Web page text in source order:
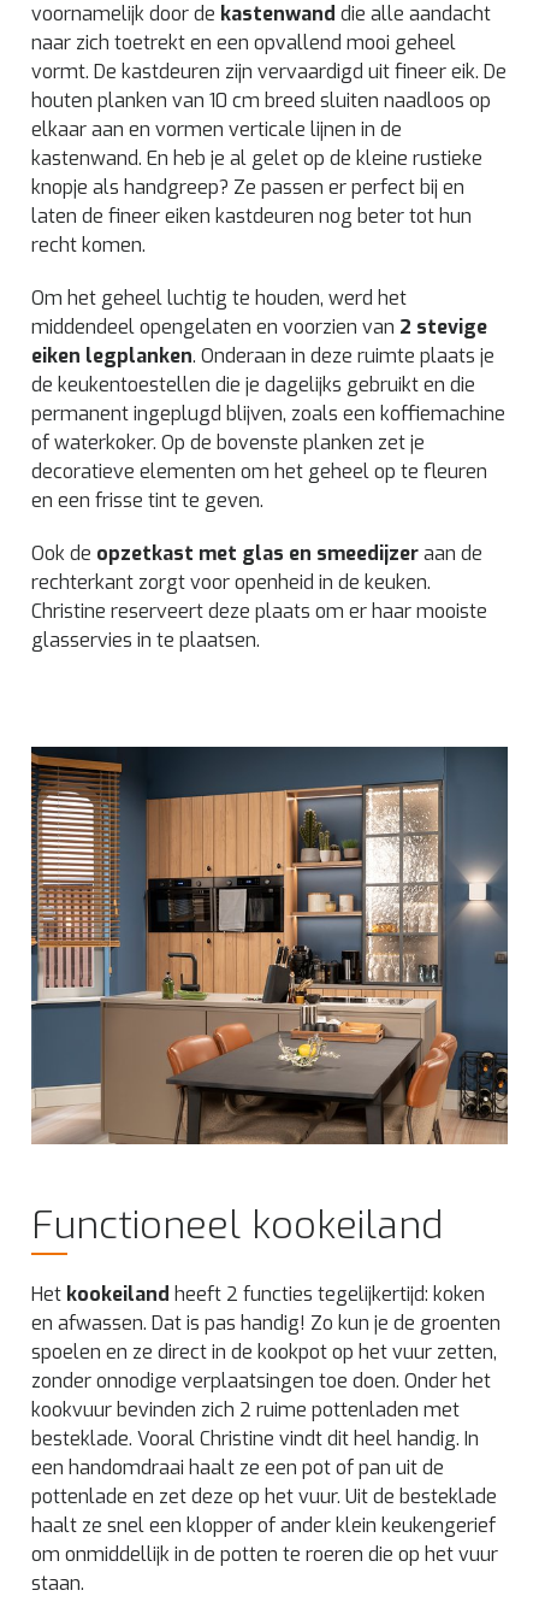
voornamelijk door de kastenwand die alle aandacht
naar zich toetrekt en een opvallend mooi geheel
vormt. De kastdeuren zijn vervaardigd uit fineer eik. De
houten planken van 10 cm breed sluiten naadloos op
elkaar aan en vormen verticale lijnen in de
kastenwand. En heb je al gelet op de kleine rustieke
knopje als handgreep? Ze passen er perfect bij en
laten de fineer eiken kastdeuren nog beter tot hun
recht komen.
Om het geheel luchtig te houden, werd het
middendeel opengelaten en voorzien van 2 stevige
eiken legplanken. Onderaan in deze ruimte plaats je
de keukentoestellen die je dagelijks gebruikt en die
permanent ingeplugd blijven, zoals een koffiemachine
of waterkoker. Op de bovenste planken zet je
decoratieve elementen om het geheel op te fleuren
en een frisse tint te geven.
Ook de opzetkast met glas en smeedijzeraan de
rechterkant zorgt voor openheid in de keuken.
Christine reserveert deze plaats om er haar mooiste
glasservies in te plaatsen.
Functioneel kookeiland
Het kookeiland heeft 2 functies tegelijkertijd: koken
en afwassen. Dat is pas handig! Zo kun je de groenten
spoelen en ze direct in de kookpot op het vuur zetten,
zonder onnodige verplaatsingen toe doen. Onder het
kookvuur bevinden zich 2 ruime pottenladen met
besteklade. Vooral Christine vindt dit heel handig. In
een handomdraai haalt ze een pot of pan uit de
pottenlade en zet deze op het vuur. Uit de besteklade
haalt ze snel een klopper of ander klein keukengerief
om onmiddellijk in de potten te roeren die op het vuur
staan.